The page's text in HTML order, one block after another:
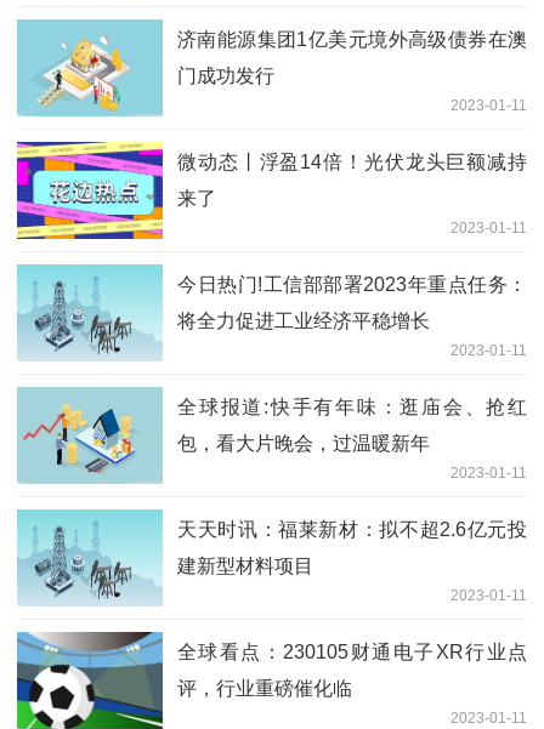
济南能源集团1亿美元境外高级债券在澳
门成功发行
2023-01-11
微动态丨浮盈14倍！光伏龙头巨额减持
来了
2023-01-11
今日热门!工信部部署2023年重点任务：
将全力促进工业经济平稳增长
2023-01-11
全球报道:快手有年味：逛庙会、抢红
包，看大片晚会，过温暖新年
2023-01-11
天天时讯：福莱新材：拟不超2.6亿元投
建新型材料项目
2023-01-11
全球看点：230105财通电子XR行业点
评，行业重磅催化临
2023-01-11